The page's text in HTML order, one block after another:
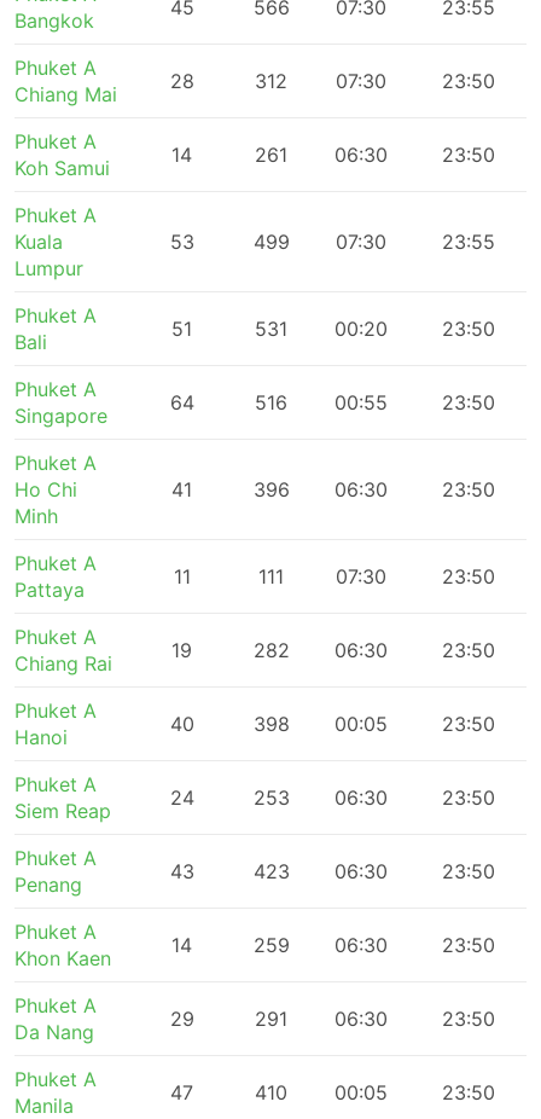
Bangkok
45 566 07:30 23:55
Phuket A
Chiang Mai
28 312 07:30 23:50
Phuket A
Koh Samui
14 261 06:30 23:50
Phuket A
Kuala
Lumpur
53 499 07:30 23:55
Phuket A
Bali
51 531 00:20 23:50
Phuket A
Singapore
64 516 00:55 23:50
Phuket A
Ho Chi
Minh
41 396 06:30 23:50
Phuket A
Pattaya
11 111 07:30 23:50
Phuket A
Chiang Rai
19 282 06:30 23:50
Phuket A
Hanoi
40 398 00:05 23:50
Phuket A
Siem Reap
24 253 06:30 23:50
Phuket A
Penang
43 423 06:30 23:50
Phuket A
Khon Kaen
14 259 06:30 23:50
Phuket A
Da Nang
29 291 06:30 23:50
Phuket A
Manila
47 410 00:05 23:50